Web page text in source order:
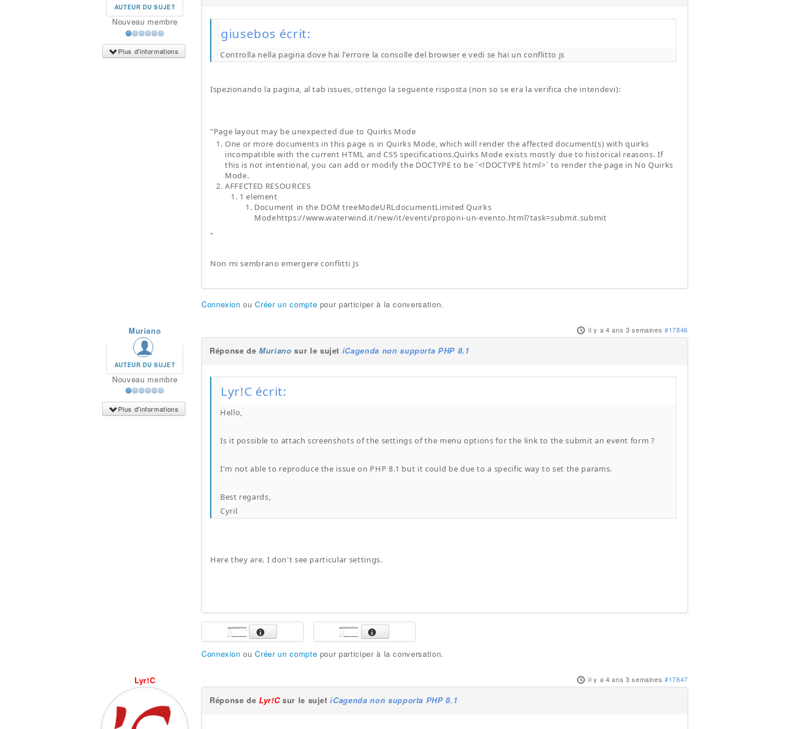
AUTEUR DU SUJET
Nouveau membre
Plus d'informations
giusebos écrit:
Controlla nella pagina dove hai l'errore la consolle del browser e vedi se hai un conflitto js
Ispezionando la pagina, al tab issues, ottengo la seguente risposta (non so se era la verifica che intendevi):
"Page layout may be unexpected due to Quirks Mode
One or more documents in this page is in Quirks Mode, which will render the affected document(s) with quirks
incompatible with the current HTML and CSS specifications.Quirks Mode exists mostly due to historical reasons. If
this is not intentional, you can add or modify the DOCTYPE to be `<!DOCTYPE html>` to render the page in No Quirks
Mode.
AFFECTED RESOURCES
1 element
Document in the DOM treeModeURLdocumentLimited Quirks
Modehttps://www.waterwind.it/new/it/eventi/proponi-un-evento.html?task=submit.submit
"
Non mi sembrano emergere conflitti Js
Connexion ouCréer un compte pour participer à la conversation.
Muriano
AUTEUR DU SUJET
Nouveau membre
Plus d'informations
il y a 4 ans 3 semaines #17846
Réponse deMuriano sur le sujet iCagenda non supporta PHP 8.1
Lyr!C écrit:
Hello,
Is it possible to attach screenshots of the settings of the menu options for the link to the submit an event form ?
I'm not able to reproduce the issue on PHP 8.1 but it could be due to a specific way to set the params.
Best regards,
Cyril
Here they are. I don't see particular settings.
Connexion ouCréer un compte pour participer à la conversation.
Lyr!C il y a 4 ans 3 semaines #17847
Réponse deLyr!Csur le sujetiCagenda non supporta PHP 8.1